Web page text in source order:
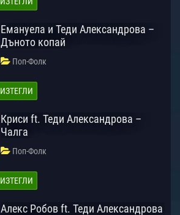
Емануела и Теди Александрова –
Дъното копай
Поп-Фолк
ИЗТЕГЛИ
Криси ft. Теди Александрова –
Чалга
Поп-Фолк
ИЗТЕГЛИ
Алекс Робов ft. Теди Александрова